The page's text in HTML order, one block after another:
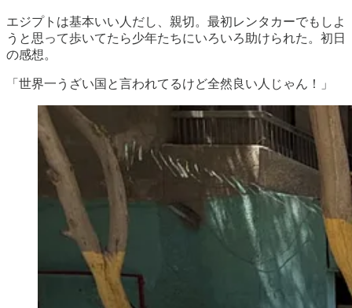
エジプトは基本いい人だし、親切。最初レンタカーでもしよ
うと思って歩いてたら少年たちにいろいろ助けられた。初日
の感想。
「世界一うざい国と言われてるけど全然良い人じゃん！」